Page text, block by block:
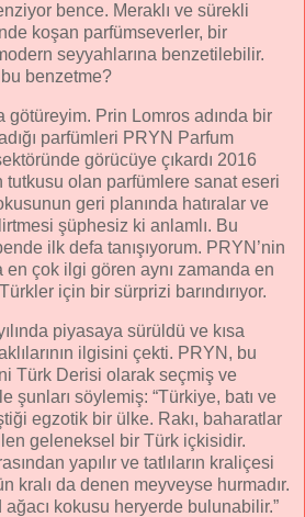
bence. Meraklı ve sürekli
koşan parfümseverler, bir
seyyahlarına benzetilebilir.
bu benzetme?
götüreyim. Prin Lomros adında bir
parfümleri PRYN Parfum
görücüye çıkardı 2016
tutkusu olan parfümlere sanat eseri
geri planında hatıralar ve
şüphesiz ki anlamlı. Bu
ilk defa tanışıyorum. PRYN’nin
çok ilgi gören aynı zamanda en
için bir sürprizi barındırıyor.
piyasaya sürüldü ve kısa
ilgisini çekti. PRYN, bu
Türk Derisi olarak seçmiş ve
şunları söylemiş: “Türkiye, batı ve
egzotik bir ülke. Rakı, baharatlar
geleneksel bir Türk içkisidir.
yapılır ve tatlıların kraliçesi
kralı da denen meyveyse hurmadır.
kokusu heryerde bulunabilir.”